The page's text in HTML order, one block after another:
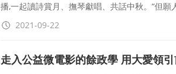
播,一起讀詩賞月、撫琴獻唱、共話中秋。“但願
2021-09-22
走入公益微電影的餘政學 用大愛領